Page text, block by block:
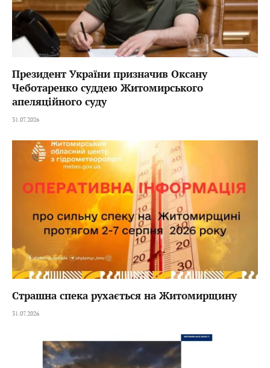
Президент України призначив Оксану
Чеботаренко суддею Житомирського
апеляційного суду
31.07.2026
Страшна спека рухається на Житомирщину
31.07.2026